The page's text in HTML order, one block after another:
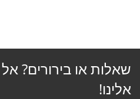
שאלות או בירורים?
אלינו!